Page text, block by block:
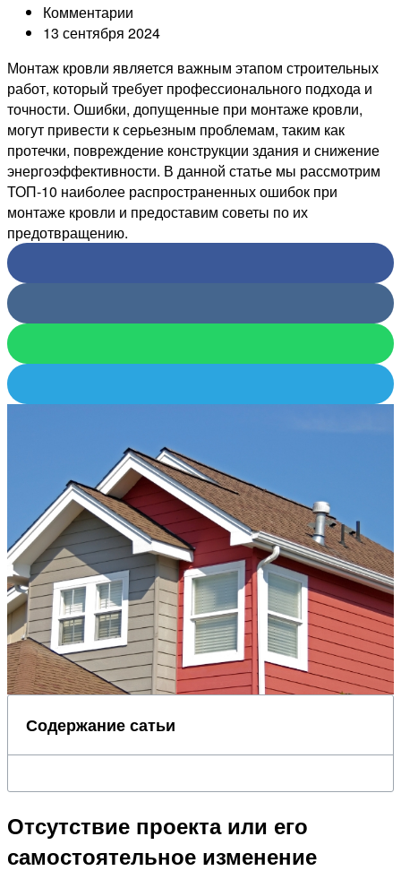
Комментарии
13 сентября 2024
Монтаж кровли является важным этапом строительных
работ, который требует профессионального подхода и
точности. Ошибки, допущенные при монтаже кровли,
могут привести к серьезным проблемам, таким как
протечки, повреждение конструкции здания и снижение
энергоэффективности. В данной статье мы рассмотрим
ТОП-10 наиболее распространенных ошибок при
монтаже кровли и предоставим советы по их
предотвращению.
Содержание сатьи
Отсутствие проекта или его
самостоятельное изменение